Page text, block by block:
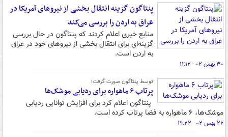
پنتاگون گزینه انتقال بخشی‌ از نیروهای آمریکا در
عراق به اردن را بررسی می‌کند
منابع خبری اعلام کردند که پنتاگون در حال بررسی
گزینه‌ای برای انتقال بخشی از نیروهای خود در عراق
به اردن است.
۳۰ بهمن ۰۲ - ۱۱:۱۲
توسط پنتاگون صورت گرفت؛
پرتاب ۶ ماهواره برای ردیابی موشک‌ها
پنتاگون اعلام کرد برای افزایش توانایی ردیابی
موشک‌ها، ۶ ماهواره به فضا پرتاب کرده است.
۲۶ بهمن ۰۲ - ۱۹:۲۲